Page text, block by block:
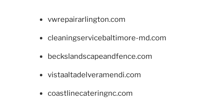
vwrepairarlington.com
cleaningservicebaltimore-md.com
beckslandscapeandfence.com
vistaaltadelveramendi.com
coastlinecateringnc.com